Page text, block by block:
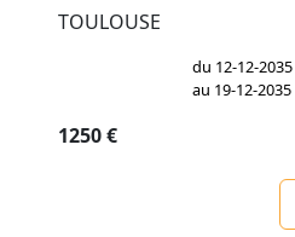
TOULOUSE
du 12-12-2035
au 19-12-2035
1250 €